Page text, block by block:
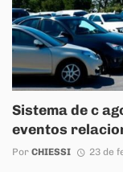
Sistema de c
eventos
Por CHIESSI 23 de